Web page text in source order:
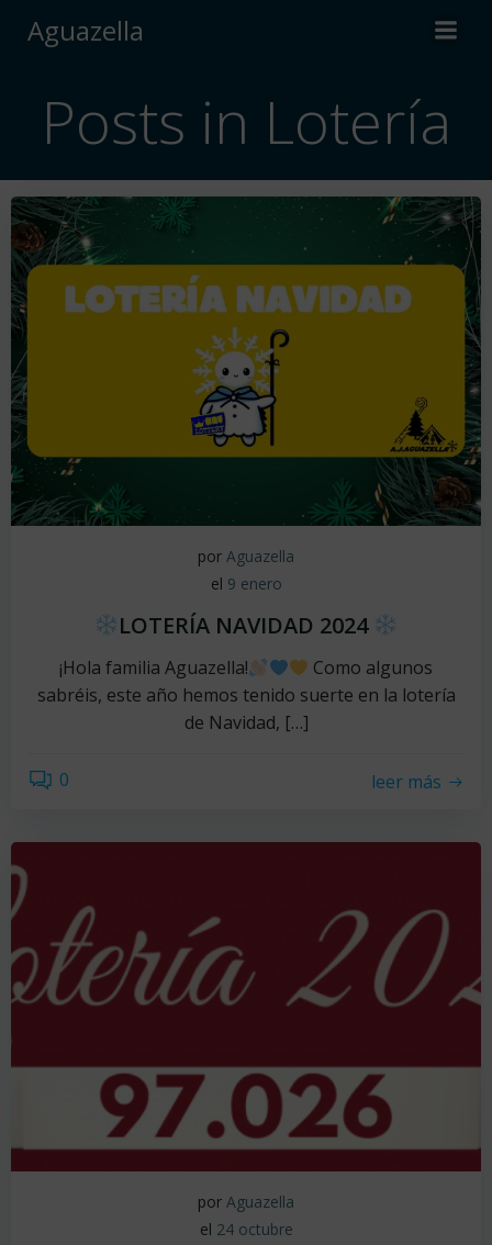
Aguazella
Posts in Lotería
por Aguazella
el 9 enero
LOTERÍA NAVIDAD 2024
¡Hola familia Aguazella!
Como algunos
sabréis, este año hemos tenido suerte en la lotería
de Navidad, […]
0 leer más
por Aguazella
el 24 octubre